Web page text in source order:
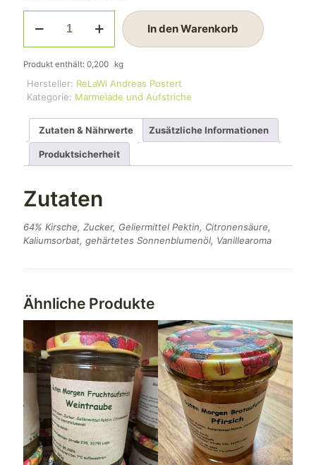
Kirsche
In den Warenkorb
Produkt enthält: 0,200 kg
Hersteller: ReLaWi Andreas Postert
Kategorie: Marmelade und Aufstriche
Zutaten & Nährwerte Zusätzliche Informationen
Produktsicherheit
Zutaten
64% Kirsche, Zucker, Geliermittel Pektin, Citronensäure,
Kaliumsorbat, gehärtetes Sonnenblumenöl, Vanillearoma
Ähnliche Produkte